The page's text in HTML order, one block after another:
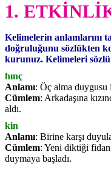
1.
Kelimelerin anlamlarını
doğruluğunu sözlükten
kurunuz. Kelimeleri
hınç
Anlamı: Öç alma
Cümlem: Arkadaşına
aldı.
kin
Anlamı: Birine karşı
Cümlem: Yeni diktiği
duymaya başladı.